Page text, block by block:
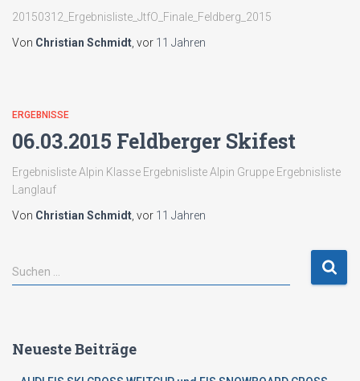
20150312_Ergebnisliste_JtfO_Finale_Feldberg_2015
Von Christian Schmidt , vor 11 Jahren
ERGEBNISSE
06.03.2015 Feldberger Skifest
Ergebnisliste Alpin Klasse Ergebnisliste Alpin Gruppe Ergebnisliste
Langlauf
Von Christian Schmidt , vor 11 Jahren
S
u
n
Suchen …
Neueste Beiträge